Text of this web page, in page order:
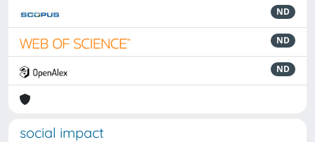
ND
ND
ND
social impact